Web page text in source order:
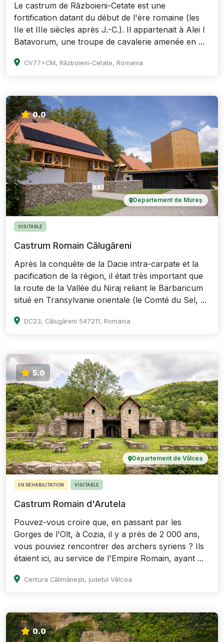
Le castrum de Războieni-Cetate est une
fortification datant du début de l'ère romaine (les
IIe et IIIe siècles après J.-C.). Il appartenait à Alei I
Batavorum, une troupe de cavalerie amenée en ...
CV77+CM, Războieni-Cetate, Romania
0.0
Département de Mureș
VISITABLE
Castrum Romain Călugăreni
Après la conquête de la Dacie intra-carpate et la
pacification de la région, il était très important que
la route de la Vallée du Niraj reliant le Barbaricum
situé en Transylvanie orientale (le Comté du Sel, ...
DC23, Călugăreni 547211, Romania
5.0
Département de Vâlcea
EN RÉHABILITATION VISITABLE
Castrum Romain d'Arutela
Pouvez-vous croire que, en passant par les
Gorges de l'Olt, à Cozia, il y a près de 2 000 ans,
vous pouviez rencontrer des archers syriens ? Ils
étaient ici, au service de l'Empire Romain, ayant ...
Centura Călimănești, județul Vâlcea
0.0